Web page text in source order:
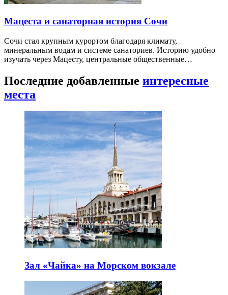
Мацеста и санаторная история Сочи
Сочи стал крупным курортом благодаря климату,
минеральным водам и системе санаториев. Историю удобно
изучать через Мацесту, центральные общественные…
Последние добавленные интересные
места
Зал «Чайка» на Морском вокзале